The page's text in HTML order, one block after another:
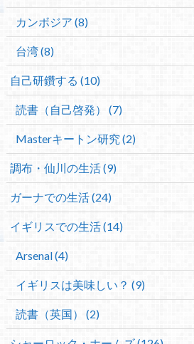
カンボジア (8)
台湾 (8)
自己研鑽する (10)
読書（自己啓発） (7)
Masterキートン研究 (2)
調布・仙川の生活 (9)
ガーナでの生活 (24)
イギリスでの生活 (14)
Arsenal (4)
イギリスは美味しい？ (9)
読書（英国） (2)